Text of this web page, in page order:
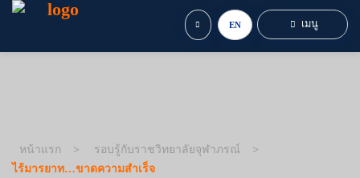
EN เมนู
หน้าแรก
รอบรู้กับราชวิทยาลัยจุฬาภรณ์
ไร้มารยาท…ขาดความสำเร็จ